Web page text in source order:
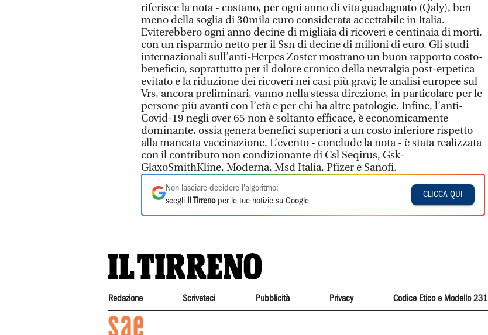
riferisce la nota - costano, per ogni anno di vita guadagnato (Qaly), ben
meno della soglia di 30mila euro considerata accettabile in Italia.
Eviterebbero ogni anno decine di migliaia di ricoveri e centinaia di morti,
con un risparmio netto per il Ssn di decine di milioni di euro. Gli studi
internazionali sull’anti-Herpes Zoster mostrano un buon rapporto costo-
beneficio, soprattutto per il dolore cronico della nevralgia post-erpetica
evitato e la riduzione dei ricoveri nei casi più gravi; le analisi europee sul
Vrs, ancora preliminari, vanno nella stessa direzione, in particolare per le
persone più avanti con l’età e per chi ha altre patologie. Infine, l’anti-
Covid-19 negli over 65 non è soltanto efficace, è economicamente
dominante, ossia genera benefici superiori a un costo inferiore rispetto
alla mancata vaccinazione. L’evento - conclude la nota - è stata realizzata
con il contributo non condizionante di Csl Seqirus, Gsk-
GlaxoSmithKline, Moderna, Msd Italia, Pfizer e Sanofi.
Non lasciare decidere l'algoritmo:
scegli
Il Tirrenoper le tue notizie su Google
CLICCA QUI
Redazione Scriveteci Pubblicità Privacy Codice Etico e Modello 231